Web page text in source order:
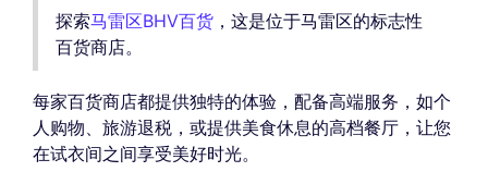
探索马雷区BHV百货 ，这是位于马雷区的标志性
百货商店。
每家百货商店都提供独特的体验，配备高端服务，如个
人购物、旅游退税，或提供美食休息的高档餐厅，让您
在试衣间之间享受美好时光。